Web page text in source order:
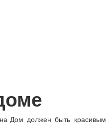
Дом должен быть